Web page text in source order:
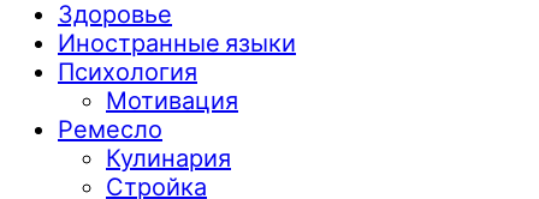
Здоровье
Иностранные языки
Психология
Мотивация
Ремесло
Кулинария
Стройка